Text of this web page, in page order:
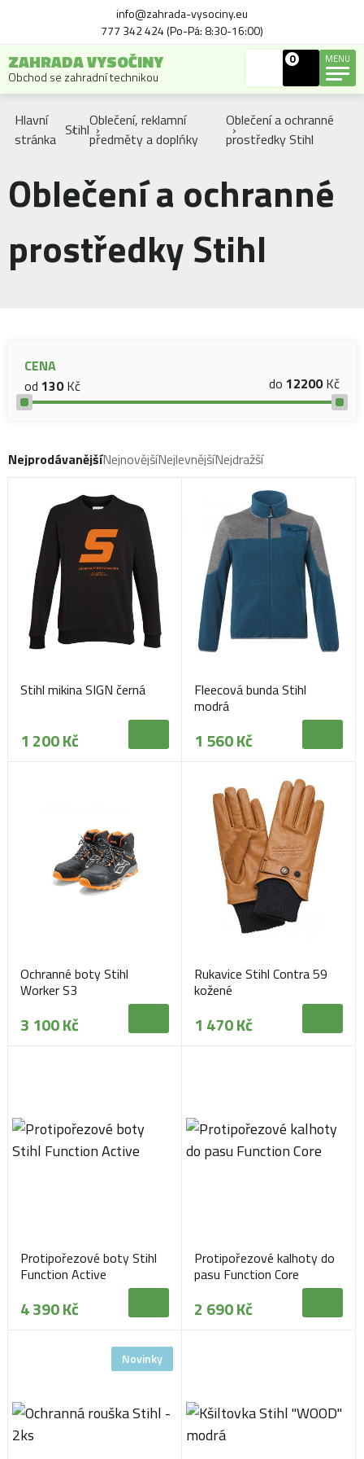
info@zahrada-vysociny.eu
777 342 424 (Po-Pá: 8:30-16:00)
ZAHRADA VYSOČINY
Obchod se zahradní technikou
0 MENU
Hlavní
stránka StihlOblečení, reklamní
předměty a doplńky
Oblečení a ochranné
prostředky Stihl
Oblečení a ochranné
prostředky Stihl
CENA
od 130Kč do 12200Kč
NejprodávanějšíNejnovějšíNejlevnějšíNejdražší
Stihl mikina SIGN černá
1 200 Kč
Fleecová bunda Stihl
modrá
1 560 Kč
Ochranné boty Stihl
Worker S3
3 100 Kč
Rukavice Stihl Contra 59
kožené
1 470 Kč
Protipořezové boty Stihl
Function Active
4 390 Kč
Protipořezové kalhoty do
pasu Function Core
2 690 Kč
Novinky